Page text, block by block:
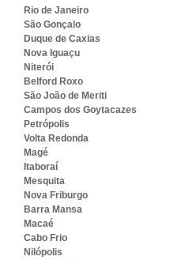
Rio de Janeiro
São Gonçalo
Duque de Caxias
Nova Iguaçu
Niterói
Belford Roxo
São João de Meriti
Campos dos Goytacazes
Petrópolis
Volta Redonda
Magé
Itaboraí
Mesquita
Nova Friburgo
Barra Mansa
Macaé
Cabo Frio
Nilópolis